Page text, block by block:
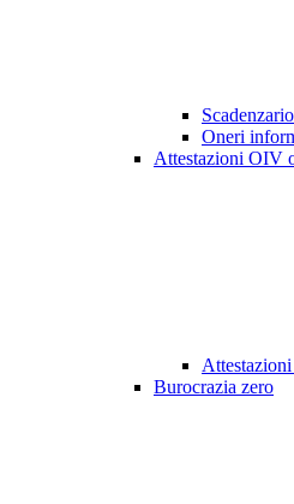
Oneri
Attestazioni OIV
Burocrazia zero